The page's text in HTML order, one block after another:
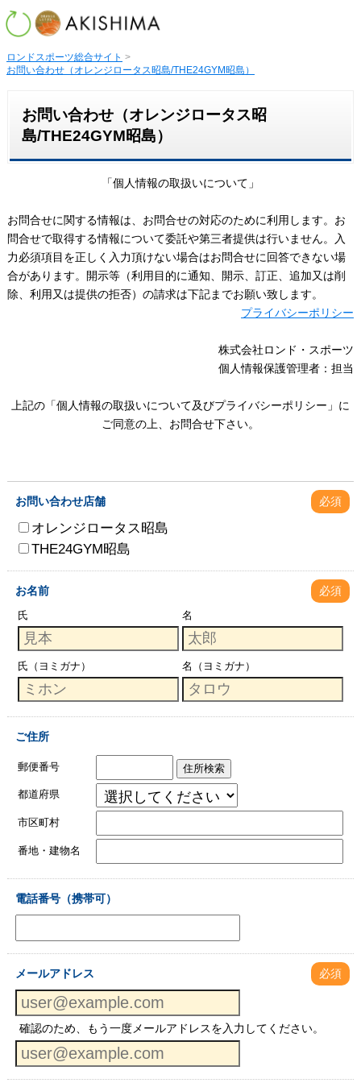
ロンドスポーツ総合サイト >
お問い合わせ（オレンジロータス昭島/THE24GYM昭島）
お問い合わせ（オレンジロータス昭
島/THE24GYM昭島）
「個人情報の取扱いについて」
お問合せに関する情報は、お問合せの対応のために利用します。お
問合せで取得する情報について委託や第三者提供は行いません。入
力必須項目を正しく入力頂けない場合はお問合せに回答できない場
合があります。開示等（利用目的に通知、開示、訂正、追加又は削
除、利用又は提供の拒否）の請求は下記までお願い致します。
プライバシーポリシー
株式会社ロンド・スポーツ
個人情報保護管理者：担当
上記の「個人情報の取扱いについて及びプライバシーポリシー」に
ご同意の上、お問合せ下さい。
お問い合わせ店舗 必須
オレンジロータス昭島
THE24GYM昭島
お名前 必須
氏 名
氏（ヨミガナ） 名（ヨミガナ）
ご住所
郵便番号 住所検索
都道府県
市区町村
番地・建物名
電話番号（携帯可）
メールアドレス 必須
確認のため、もう一度メールアドレスを入力してください。